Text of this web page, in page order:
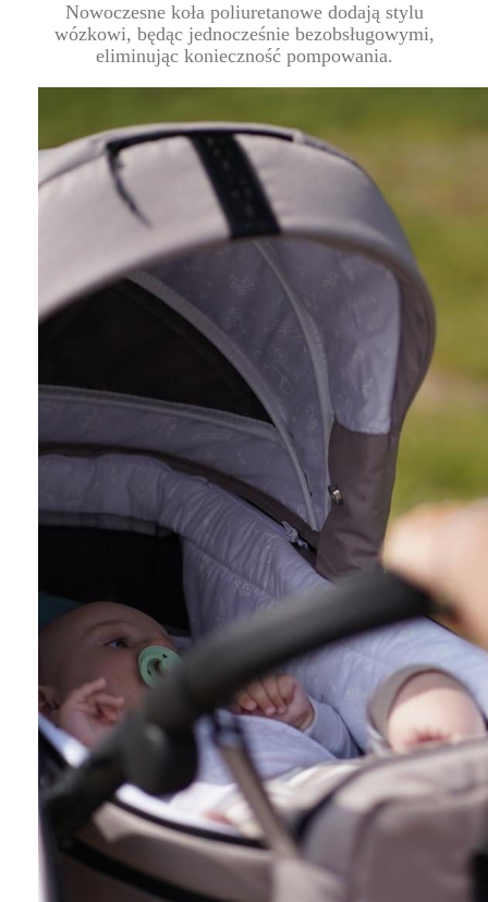
Nowoczesne koła poliuretanowe dodają stylu
wózkowi, będąc jednocześnie bezobsługowymi,
eliminując konieczność pompowania.